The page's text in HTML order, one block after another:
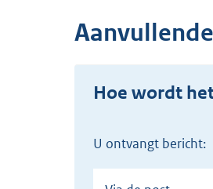
Hoe wordt
U ontvangt bericht: